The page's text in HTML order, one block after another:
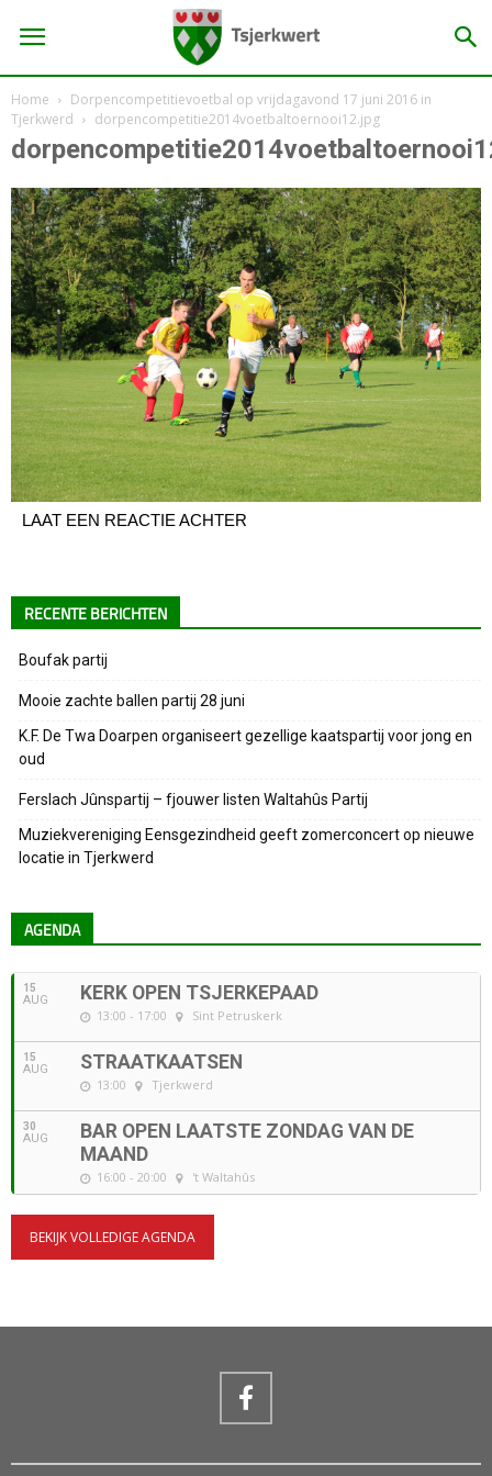
Home
Dorpencompetitievoetbal op vrijdagavond 17 juni 2016 in
Tjerkwerd
dorpencompetitie2014voetbaltoernooi12.jpg
LAAT EEN REACTIE ACHTER
RECENTE BERICHTEN
Boufak partij
Mooie zachte ballen partij 28 juni
K.F. De Twa Doarpen organiseert gezellige kaatspartij voor jong en
oud
Ferslach Jûnspartij – fjouwer listen Waltahûs Partij
Muziekvereniging Eensgezindheid geeft zomerconcert op nieuwe
locatie in Tjerkwerd
AGENDA
15
AUG KERK OPEN TSJERKEPAAD
13:00 - 17:00 Sint Petruskerk
15
AUG STRAATKAATSEN
13:00 Tjerkwerd
30
AUG
BAR OPEN LAATSTE ZONDAG VAN DE
MAAND
16:00 - 20:00 't Waltahûs
BEKIJK VOLLEDIGE AGENDA